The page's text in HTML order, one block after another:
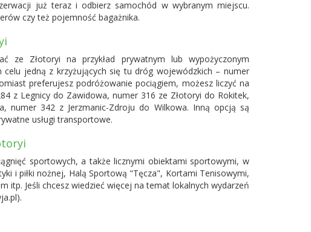
już teraz i odbierz samochód w wybranym miejscu.
czy też pojemność bagażnika.
ze Złotoryi na przykład prywatnym lub wypożyczonym
jedną z krzyżujących się tu dróg wojewódzkich – numer
preferujesz podróżowanie pociągiem, możesz liczyć na
z Legnicy do Zawidowa, numer 316 ze Złotoryi do Rokitek,
numer 342 z Jerzmanic-Zdroju do Wilkowa. Inną opcją są
usługi transportowe.
sportowych, a także licznymi obiektami sportowymi, w
i piłki nożnej, Halą Sportową "Tęcza", Kortami Tenisowymi,
itp. Jeśli chcesz wiedzieć więcej na temat lokalnych wydarzeń